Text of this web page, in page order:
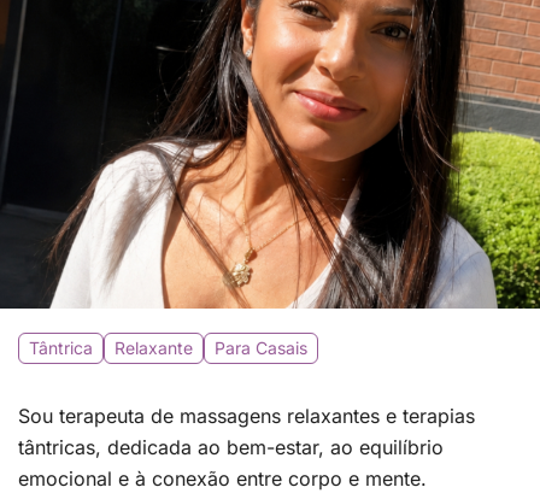
Tântrica Relaxante Para Casais
Sou terapeuta de massagens relaxantes e terapias
tântricas, dedicada ao bem-estar, ao equilíbrio
emocional e à conexão entre corpo e mente.